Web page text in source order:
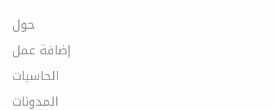
حول
إضافة عمل
الحاسبات
المدونات